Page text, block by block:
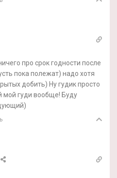
про срок годности после
пока полежат) надо хотя
добить) Ну гудик просто
мой гуди вообще! Буду